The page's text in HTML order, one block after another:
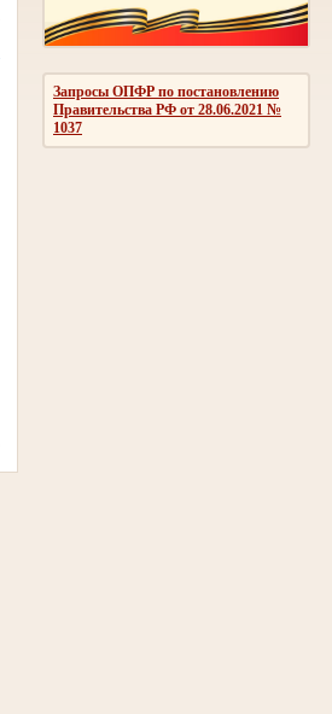
Запросы ОПФР по постановлению
Правительства РФ от 28.06.2021 №
1037